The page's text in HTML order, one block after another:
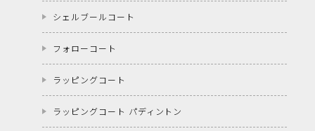
シェルブールコート
フォローコート
ラッピングコート
ラッピングコート パディントン